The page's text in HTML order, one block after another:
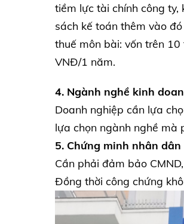
tiềm lực tài chính công ty,
sách kế toán thêm vào
thuế môn bài: vốn trên
VNĐ/1 năm.
4. Ngành nghề kinh
Doanh nghiệp cần lựa
lựa chọn ngành nghề mà
5. Chứng minh nhân
Cần phải đảm bảo
Đồng thời công chứng